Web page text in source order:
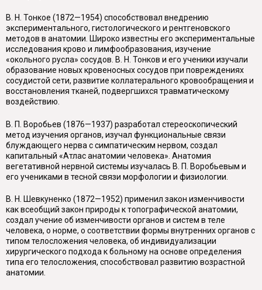
В. Н. Тонкое (1872—1954) способствовал внедрению
экспериментального, гистологического и рентгеновского
методов в анатомии. Широко известны его экспериментальные
исследования крово и лимфообразования, изучение
«окольного русла» сосудов. В. Н. Тонков и его ученики изучали
образование новых кровеносных сосудов при повреждениях
сосудистой сети, развитие коллатерального кровообращения и
восстановления тканей, подвергшихся травматическому
воздействию.
В. П. Воробьев (1876—1937) разработал стереоскопический
метод изучения органов, изучал функциональные связи
блуждающего нерва с симпатическим нервом, создал
капитальный «Атлас анатомии человека». Анатомия
вегетативной нервной системы изучалась В. П. Воробьевым и
его учениками в тесной связи морфологии и физиологии.
В. Н. Шевкуненко (1872—1952) применил закон изменчивости
как всеобщий закон природы к топографической анатомии,
создал учение об изменчивости органов и систем в теле
человека, о норме, о соответствии формы внутренних органов с
типом телосложения человека, об индивидуализации
хирургического подхода к больному на основе определения
типа его телосложения, способствовал развитию возрастной
анатомии.